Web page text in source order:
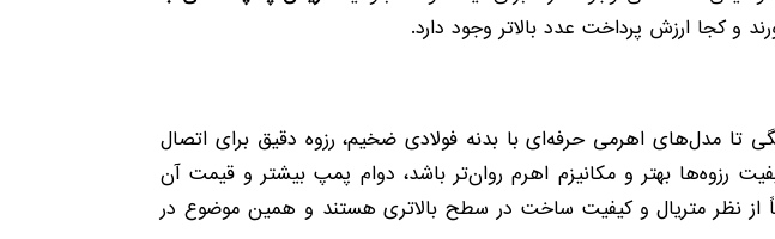
و کجا ارزش پرداخت عدد بالاتر وجود دارد.
مدل‌های اهرمی حرفه‌ای با بدنه فولادی ضخیم، رزوه دقیق برای اتصال
رزوه‌ها بهتر و مکانیزم اهرم روان‌تر باشد، دوام پمپ بیشتر و قیمت آن
از نظر متریال و کیفیت ساخت در سطح بالاتری هستند و همین موضوع در